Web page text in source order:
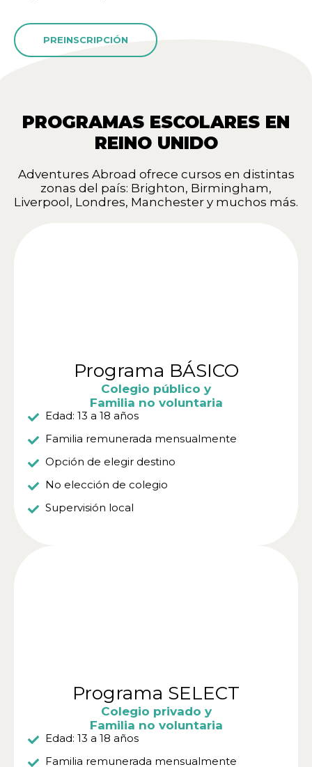
PREINSCRIPCIÓN
PROGRAMAS ESCOLARES EN
REINO UNIDO
Adventures Abroad ofrece cursos en distintas
zonas del país: Brighton, Birmingham,
Liverpool, Londres, Manchester y muchos más.
Programa BÁSICO
Colegio público y
Familia no voluntaria
Edad: 13 a 18 años
Familia remunerada mensualmente
Opción de elegir destino
No elección de colegio
Supervisión local
Programa SELECT
Colegio privado y
Familia no voluntaria
Edad: 13 a 18 años
Familia remunerada mensualmente